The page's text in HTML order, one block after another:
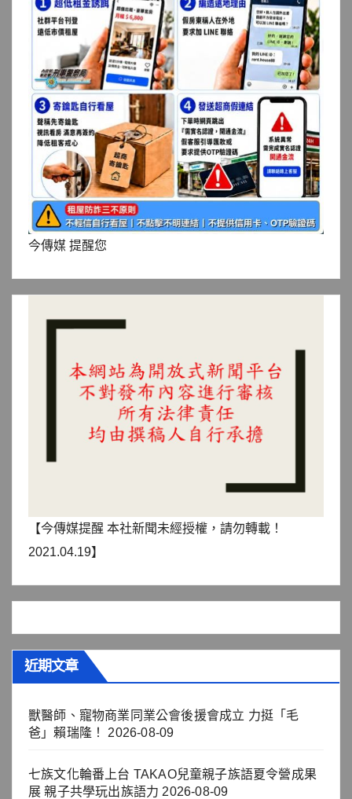
今傳媒 提醒您
【今傳媒提醒 本社新聞未經授權，請勿轉載！
2021.04.19】
近期文章
獸醫師、寵物商業同業公會後援會成立 力挺「毛
爸」賴瑞隆！
2026-08-09
七族文化輪番上台 TAKAO兒童親子族語夏令營成果
展 親子共學玩出族語力 2026-08-09